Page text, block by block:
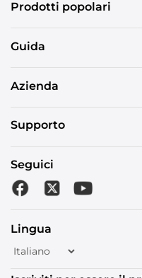
Prodotti popolari
Guida
Azienda
Supporto
Seguici
Lingua